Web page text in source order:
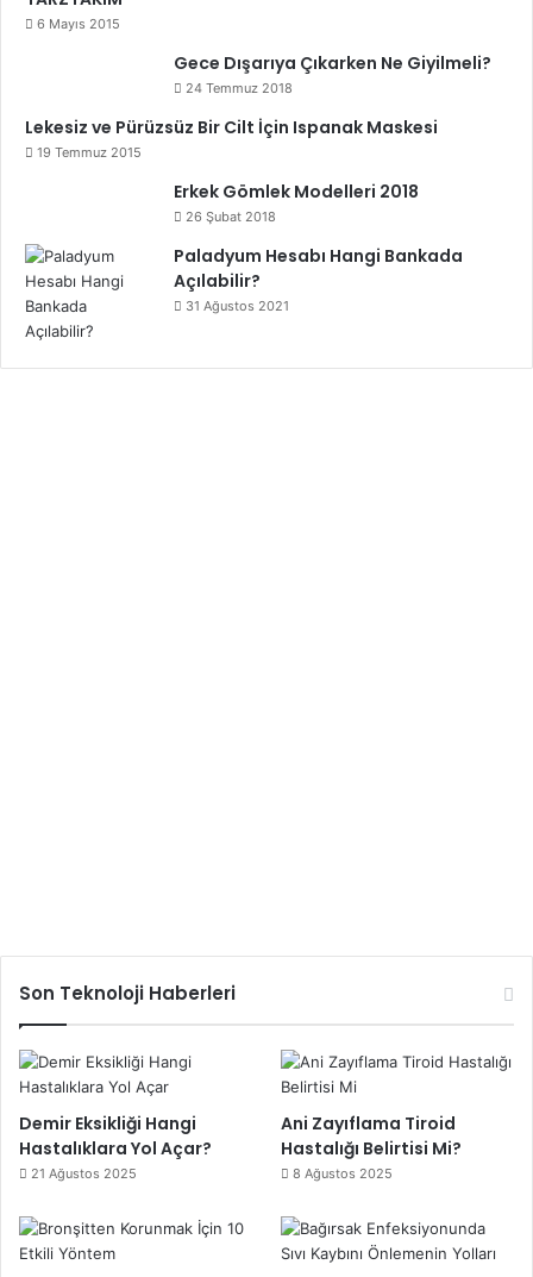
6 Mayıs 2015
Gece Dışarıya Çıkarken Ne Giyilmeli?
24 Temmuz 2018
Lekesiz ve Pürüzsüz Bir Cilt İçin Ispanak Maskesi
19 Temmuz 2015
Erkek Gömlek Modelleri 2018
26 Şubat 2018
Paladyum Hesabı Hangi Bankada
Açılabilir?
31 Ağustos 2021
Son Teknoloji Haberleri
Demir Eksikliği Hangi
Hastalıklara Yol Açar?
21 Ağustos 2025
Ani Zayıflama Tiroid
Hastalığı Belirtisi Mi?
8 Ağustos 2025